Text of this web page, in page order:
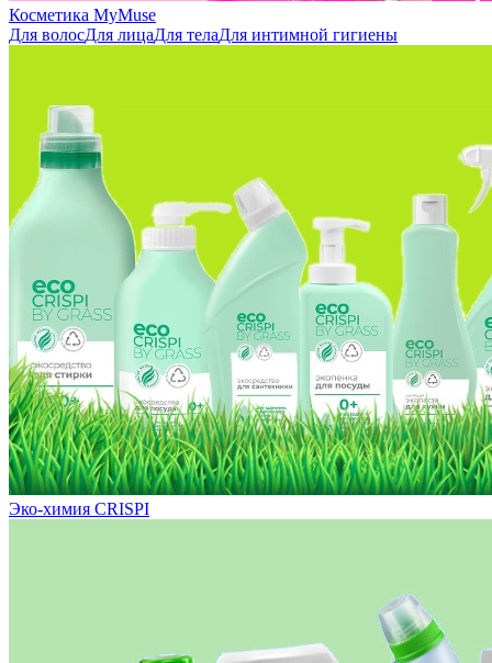
Косметика MyMuse
Для волосДля лицаДля телаДля интимной гигиены
Эко-химия CRISPI